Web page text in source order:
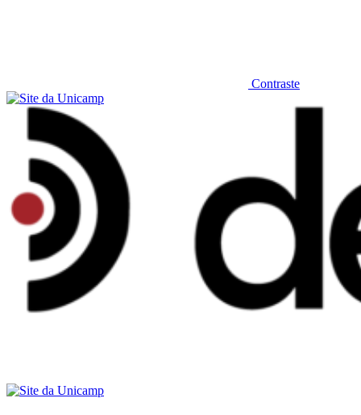
Contraste